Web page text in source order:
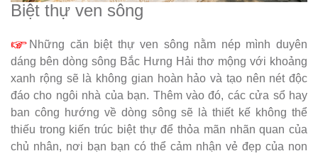
Biệt thự ven sông
Những căn biệt thự ven sông nằm nép mình duyên
dáng bên dòng sông Bắc Hưng Hải thơ mộng với khoảng
xanh rộng sẽ là không gian hoàn hảo và tạo nên nét độc
đáo cho ngôi nhà của bạn. Thêm vào đó, các cửa sổ hay
ban công hướng về dòng sông sẽ là thiết kế không thể
thiếu trong kiến trúc biệt thự để thỏa mãn nhãn quan của
chủ nhân, nơi bạn bạn có thể cảm nhận vẻ đẹp của non